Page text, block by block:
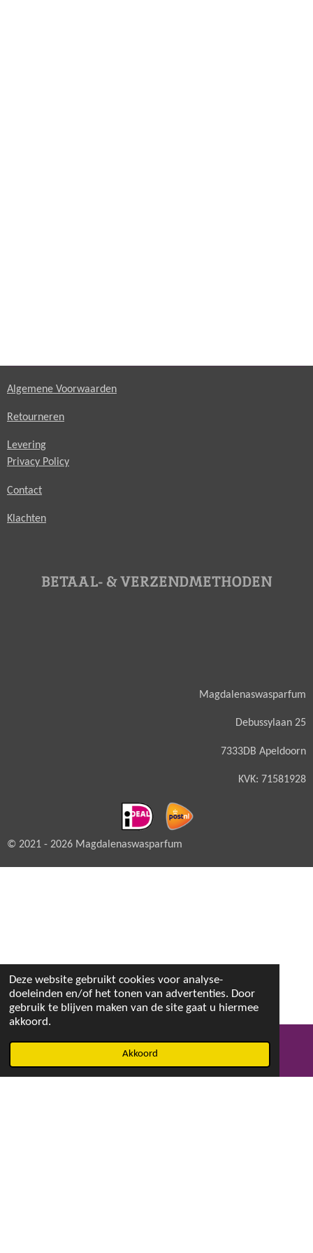
Deze website gebruikt cookies voor analyse-
doeleinden en/of het tonen van advertenties. Door
gebruik te blijven maken van de site gaat u hiermee
akkoord.
Akkoord
Algemene Voorwaarden
Retourneren
Levering
Privacy Policy
Contact
Klachten
BETAAL- & VERZENDMETHODEN
Magdalenaswasparfum
Debussylaan 25
7333DB Apeldoorn
KVK: 71581928
© 2021 - 2026 Magdalenaswasparfum